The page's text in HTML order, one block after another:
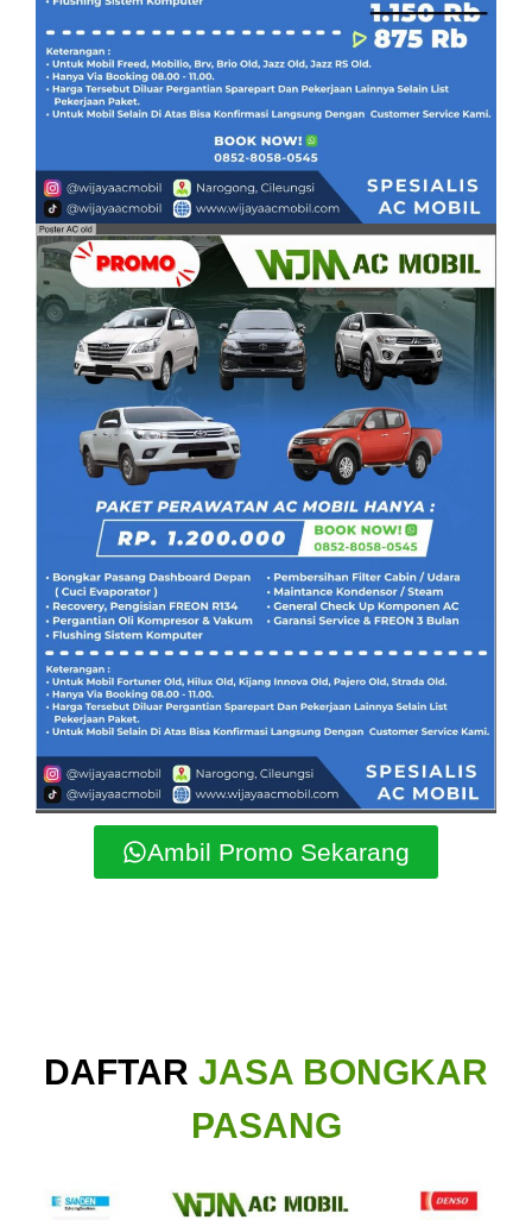
Ambil Promo Sekarang
DAFTAR JASA BONGKAR
PASANG